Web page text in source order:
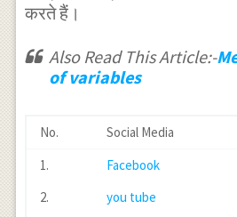
करते हैं।
Also Read This Article:-
of variables
No. Social Media
1.
Facebook
2.
you tube